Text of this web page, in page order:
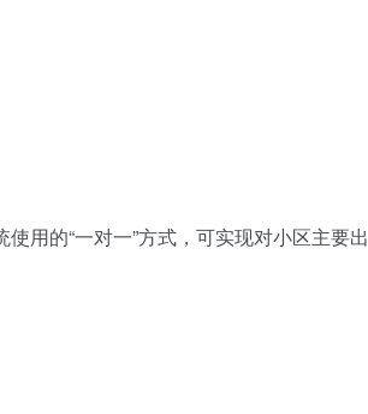
用的“一对一”方式，可实现对小区主要出